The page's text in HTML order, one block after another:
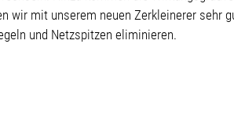
wir mit unserem neuen Zerkleinerer sehr
und Netzspitzen eliminieren.